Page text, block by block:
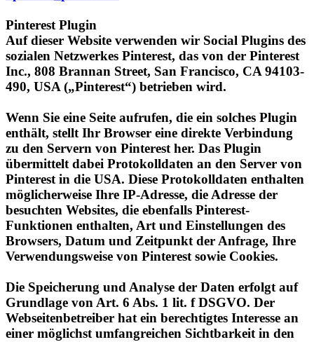
sozialen Netzwerkes Pinterest, das von der Pinterest
Inc., 808 Brannan Street, San Francisco, CA 94103-
490, USA („Pinterest“) betrieben wird.
Wenn Sie eine Seite aufrufen, die ein solches Plugin
zu den Servern von Pinterest her. Das Plugin
übermittelt dabei Protokolldaten an den Server von
Pinterest in die USA. Diese Protokolldaten enthalten
möglicherweise Ihre IP-Adresse, die Adresse der
besuchten Websites, die ebenfalls Pinterest-
Funktionen enthalten, Art und Einstellungen des
Browsers, Datum und Zeitpunkt der Anfrage, Ihre
Verwendungsweise von Pinterest sowie Cookies.
Die Speicherung und Analyse der Daten erfolgt auf
Webseitenbetreiber hat ein berechtigtes Interesse an
einer möglichst umfangreichen Sichtbarkeit in den
Sozialen Medien. Sofern eine entsprechende
Einwilligung abgefragt wurde, erfolgt die